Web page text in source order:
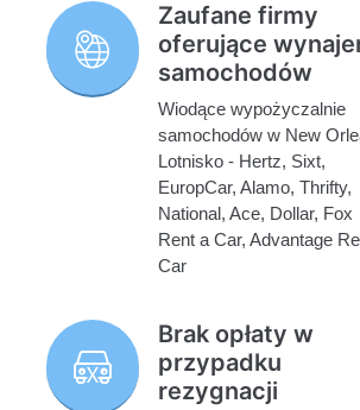
Zaufane firmy
oferujące
samochodów
Wiodące wypożyczalnie
samochodów w New
Lotnisko - Hertz, Sixt,
EuropCar, Alamo, Thrifty,
National, Ace, Dollar, Fox
Rent a Car, Advantage
Car
Brak opłaty w
przypadku
rezygnacji